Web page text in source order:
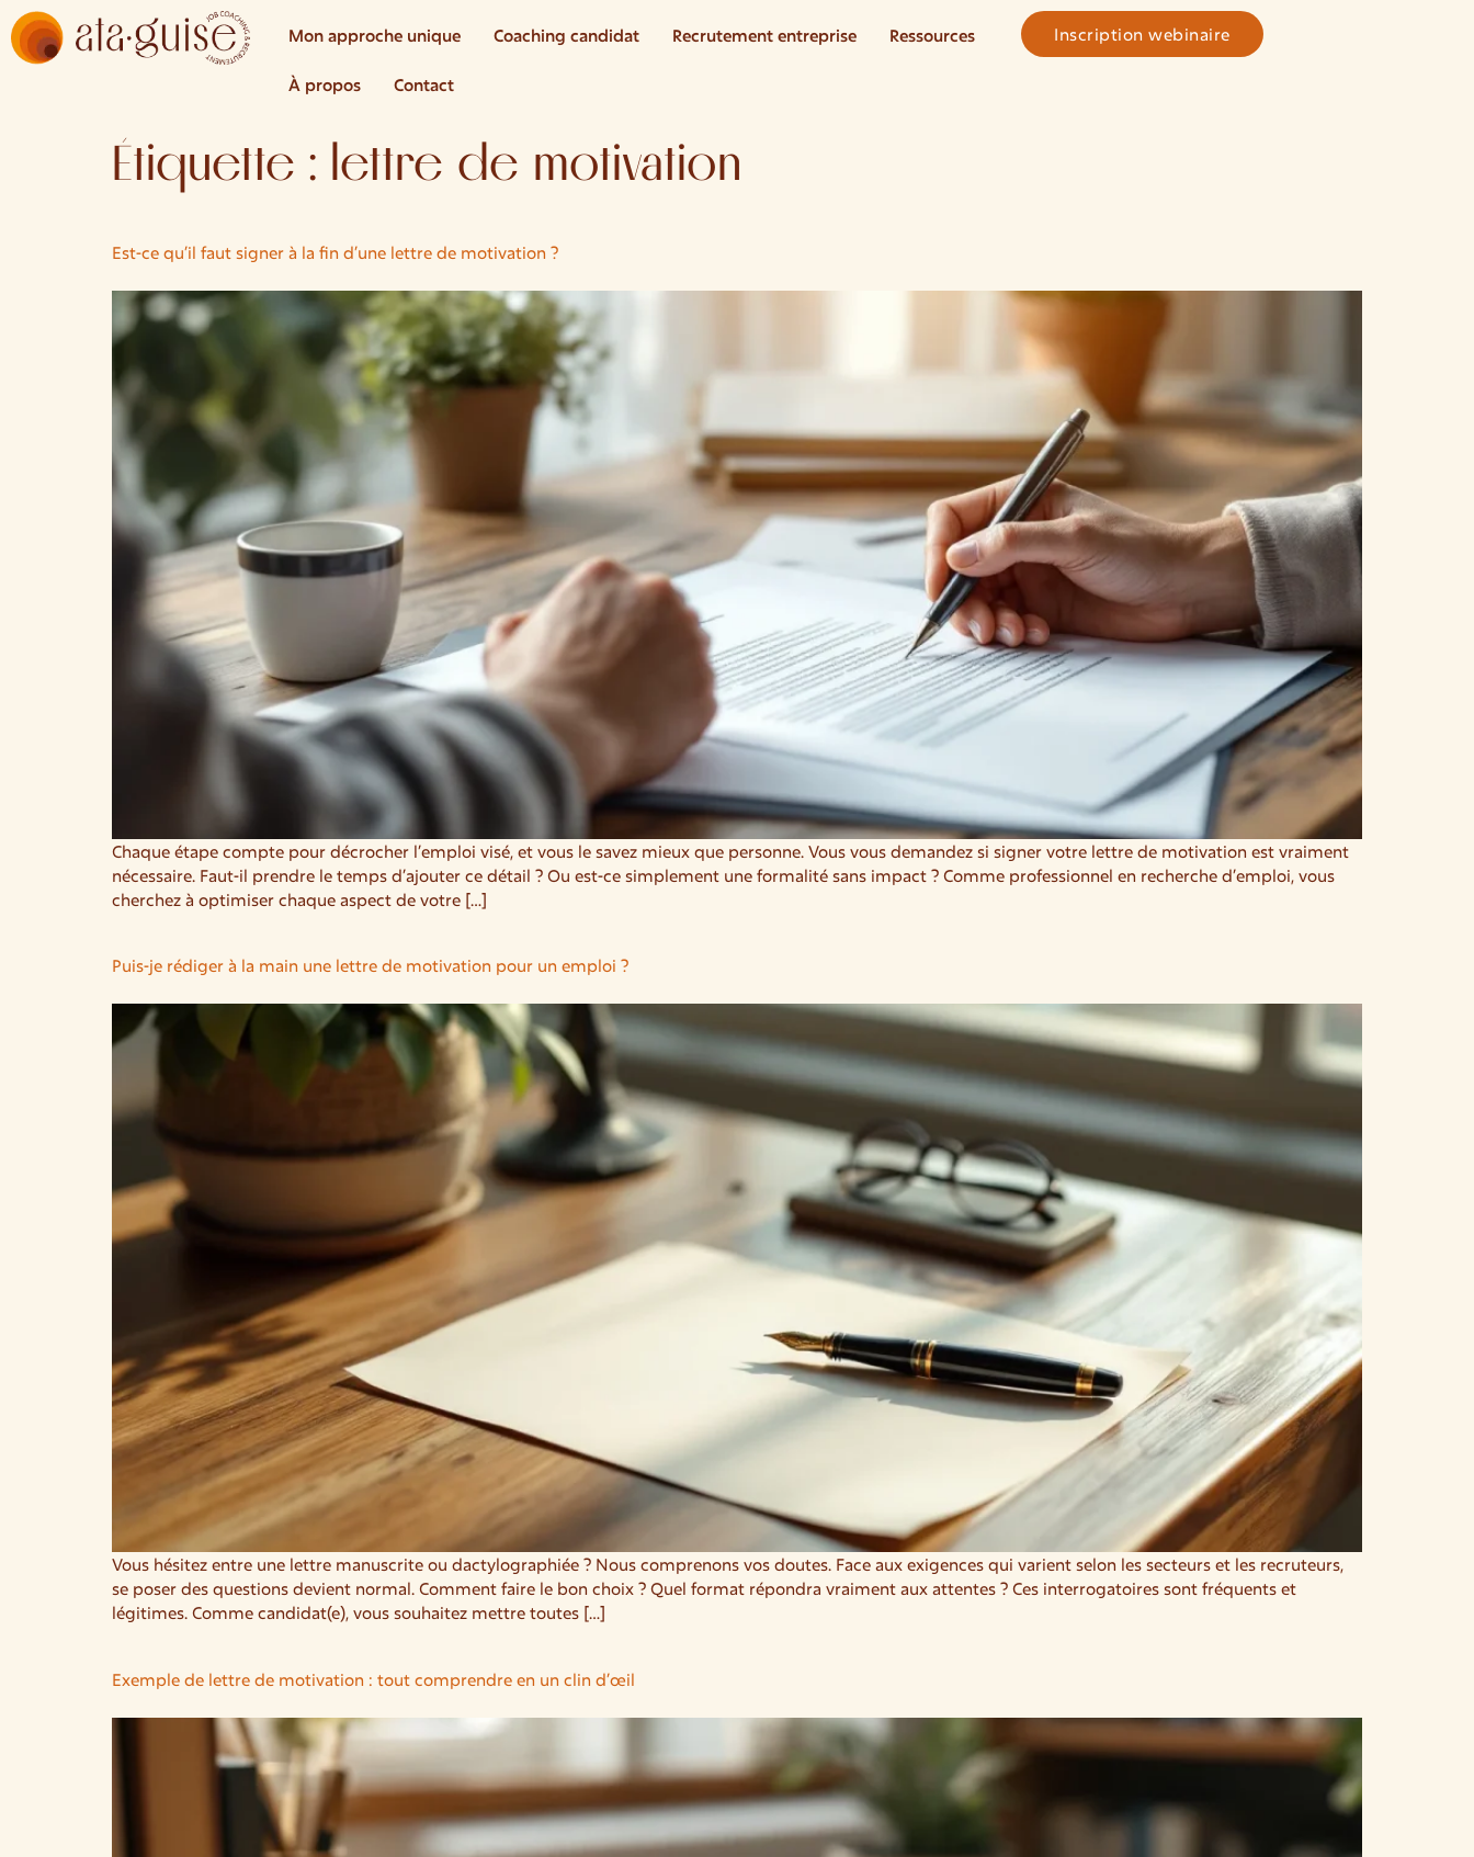
Mon approche unique Coaching candidat Recrutement entreprise Ressources
À propos Contact
Inscription webinaire
Étiquette : lettre de motivation
Est-ce qu’il faut signer à la fin d’une lettre de motivation ?
Chaque étape compte pour décrocher l’emploi visé, et vous le savez mieux que personne. Vous vous demandez si signer votre lettre de motivation est vraiment
nécessaire. Faut-il prendre le temps d’ajouter ce détail ? Ou est-ce simplement une formalité sans impact ? Comme professionnel en recherche d’emploi, vous
cherchez à optimiser chaque aspect de votre […]
Puis-je rédiger à la main une lettre de motivation pour un emploi ?
Vous hésitez entre une lettre manuscrite ou dactylographiée ? Nous comprenons vos doutes. Face aux exigences qui varient selon les secteurs et les recruteurs,
se poser des questions devient normal. Comment faire le bon choix ? Quel format répondra vraiment aux attentes ? Ces interrogatoires sont fréquents et
légitimes. Comme candidat(e), vous souhaitez mettre toutes […]
Exemple de lettre de motivation : tout comprendre en un clin d’œil